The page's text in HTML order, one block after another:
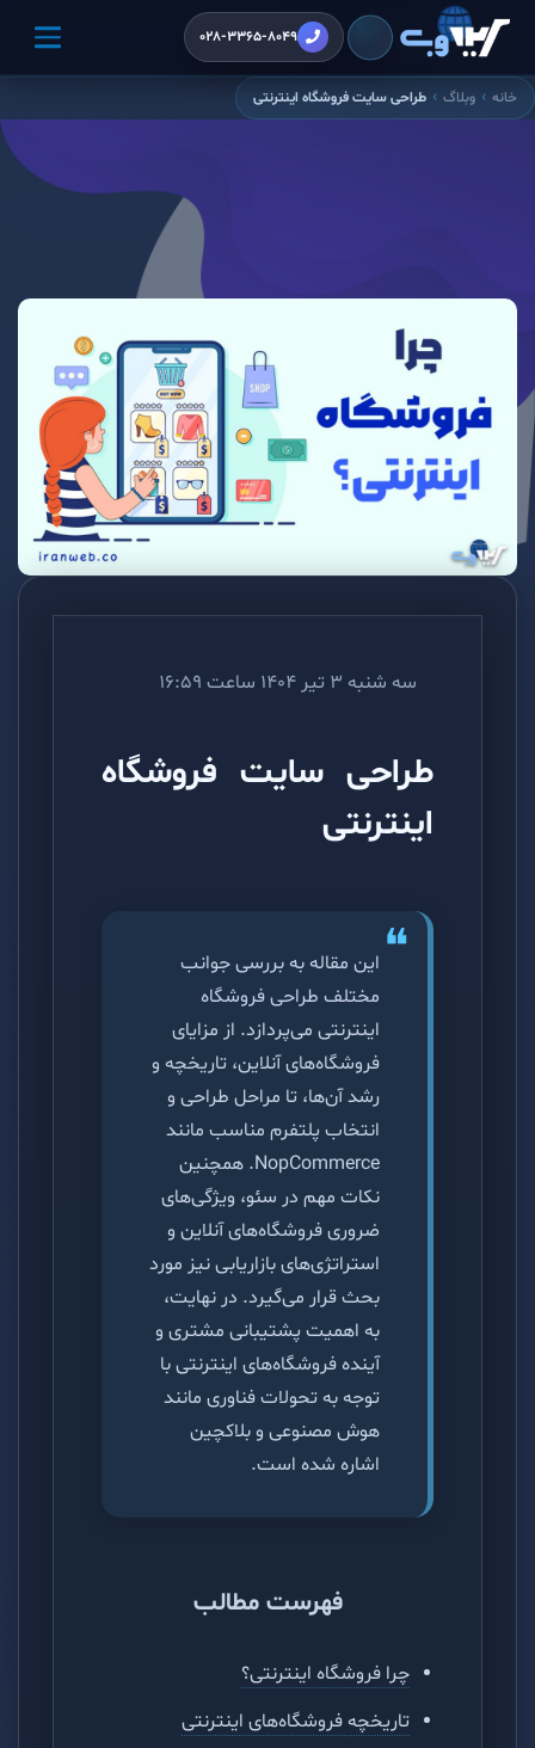
028-3365-8049
خانه وبلاگ طراحی سایت فروشگاه اینترنتی
سه شنبه 3 تیر 1404 ساعت 16:59
طراحی سایت فروشگاه
اینترنتی
این مقاله به بررسی جوانب
مختلف طراحی فروشگاه
اینترنتی می‌پردازد. از مزایای
فروشگاه‌های آنلاین، تاریخچه و
رشد آن‌ها، تا مراحل طراحی و
انتخاب پلتفرم مناسب مانند
NopCommerce. همچنین
نکات مهم در سئو، ویژگی‌های
ضروری فروشگاه‌های آنلاین و
استراتژی‌های بازاریابی نیز مورد
بحث قرار می‌گیرد. در نهایت،
به اهمیت پشتیبانی مشتری و
آینده فروشگاه‌های اینترنتی با
توجه به تحولات فناوری مانند
هوش مصنوعی و بلاکچین
اشاره شده است.
فهرست مطالب
چرا فروشگاه اینترنتی؟
تاریخچه فروشگاه‌های اینترنتی